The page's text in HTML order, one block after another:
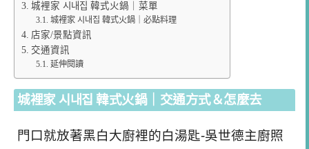
城裡家 시내집 韓式火鍋｜菜單
城裡家 시내집 韓式火鍋｜必點料理
店家/景點資訊
交通資訊
延伸閱讀
城裡家 시내집 韓式火鍋｜交通方式＆怎麼去
門口就放著黑白大廚裡的白湯匙-吳世德主廚照